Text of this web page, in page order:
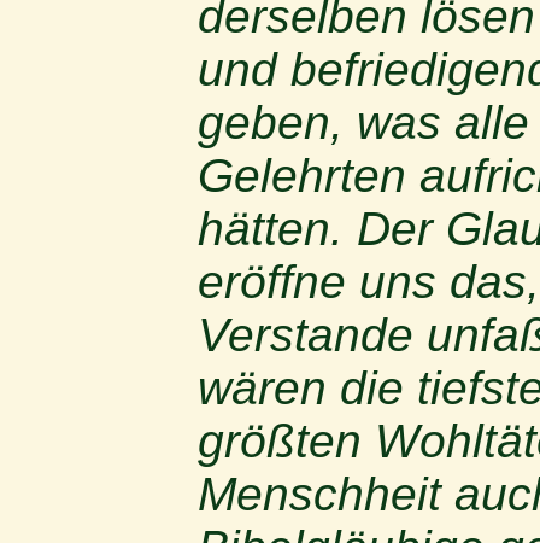
derselben
und
geben, was
Gelehrten
hätten. Der
eröffne uns
Verstande
wären die
größten
Menschheit